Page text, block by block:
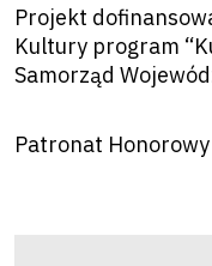
Projekt
Kultury program
Samorząd
Patronat